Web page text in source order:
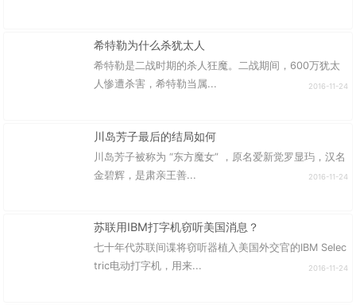
希特勒为什么杀犹太人
希特勒是二战时期的杀人狂魔。二战期间，600万犹太
人惨遭杀害，希特勒当属...
2016-11-24
川岛芳子最后的结局如何
川岛芳子被称为 “东方魔女” ，原名爱新觉罗显玙，汉名
金碧辉，是肃亲王善...
2016-11-24
苏联用IBM打字机窃听美国消息？
七十年代苏联间谍将窃听器植入美国外交官的IBM Selec
tric电动打字机，用来...
2016-11-24